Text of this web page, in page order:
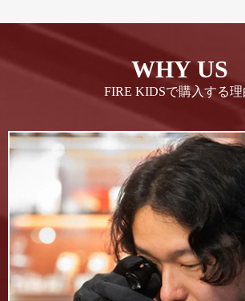
WHY US
FIRE KIDSで購入する理